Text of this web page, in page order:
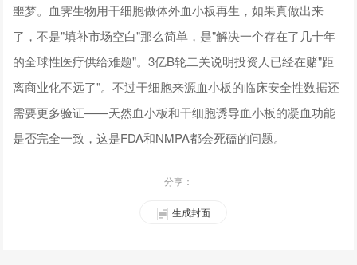
噩梦。血霁生物用干细胞做体外血小板再生，如果真做出来
了，不是"填补市场空白"那么简单，是"解决一个存在了几十年
的全球性医疗供给难题"。3亿B轮二关说明投资人已经在赌"距
离商业化不远了"。不过干细胞来源血小板的临床安全性数据还
需要更多验证——天然血小板和干细胞诱导血小板的凝血功能
是否完全一致，这是FDA和NMPA都会死磕的问题。
分享：
生成封面